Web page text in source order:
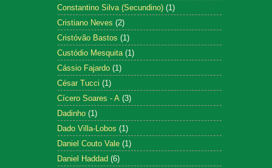
Constantino Silva (Secundino) (1)
Cristiano Neves (2)
Cristóvão Bastos (1)
Custódio Mesquita (1)
Cássio Fajardo (1)
César Tucci (1)
Cícero Soares - A (3)
Dadinho (1)
Dado Villa-Lobos (1)
Daniel Couto Vale (1)
Daniel Haddad (6)